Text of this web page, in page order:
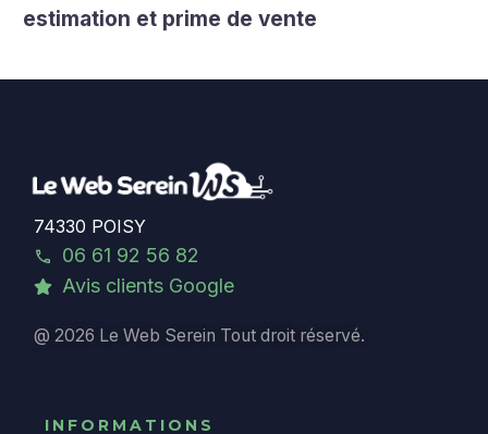
estimation et prime de vente
74330 POISY
06 61 92 56 82
Avis clients Google
@ 2026 Le Web Serein Tout droit réservé.
INFORMATIONS